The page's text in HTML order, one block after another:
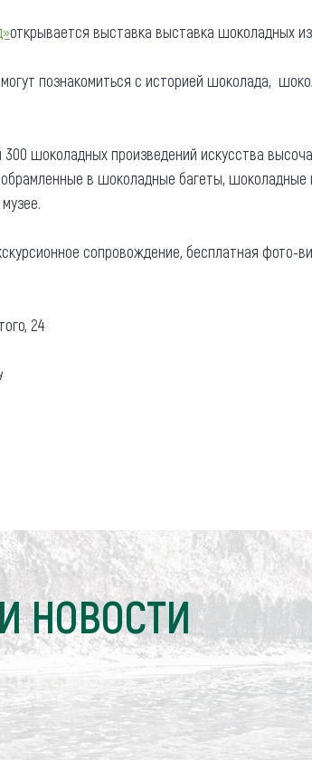
О
Карты и
открывается выставка выставка шоколадных
познакомиться с историей шоколада,
шоколадных произведений искусства
в шоколадные багеты,
сопровождение, бесплатная фото-
24
НОВОСТИ